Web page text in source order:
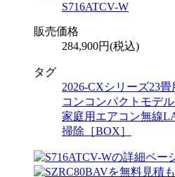
S716ATCV-W
販売価格
284,900円(税込)
タグ
2026-CXシリーズ23畳
コンコンパクトモデル
家庭用エアコン無線
掃除［BOX］